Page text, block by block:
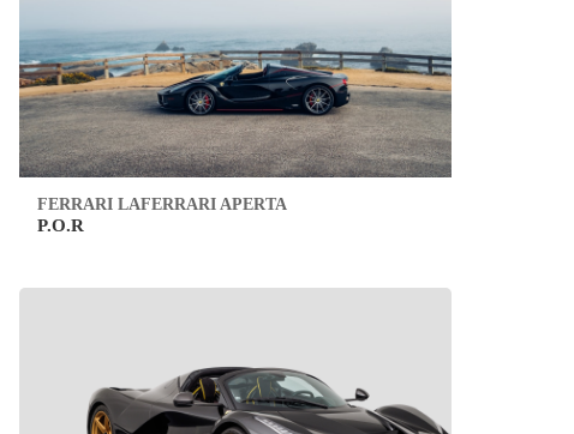
FERRARI LAFERRARI APERTA
P.O.R